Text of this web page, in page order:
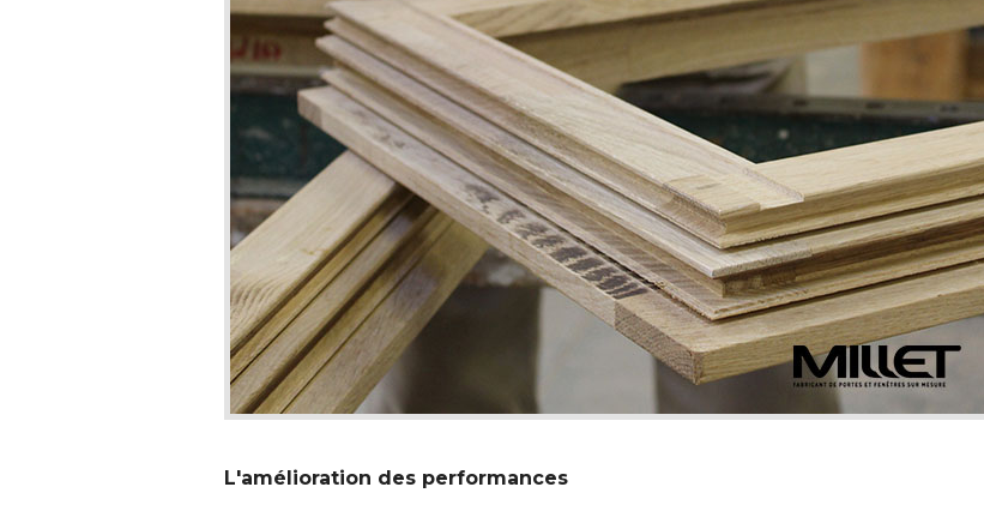
L'amélioration des performances